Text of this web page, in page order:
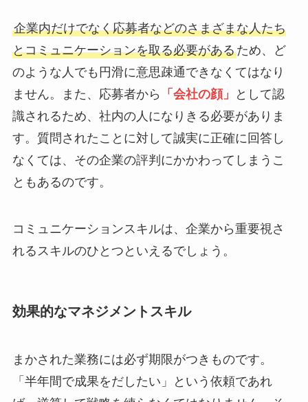
企業内だけでなく応募者などのさまざまな人たち
とコミュニケーションを取る必要があるため、ど
のような人でも円滑に意思疎通できなくてはなり
ません。また、応募者から
「会社の顔」
として認
識されるため、社内の人になりきる必要がありま
す。質問されたことに対して誠実に正確に回答し
なくては、その企業の評判にかかわってしまうこ
ともあるのです。
コミュニケーションスキルは、企業から重要視さ
れるスキルのひとつといえるでしょう。
効果的なマネジメントスキル
まかされた業務には必ず期限がつきものです。
「半年間で成果をだしたい」という依頼であれ